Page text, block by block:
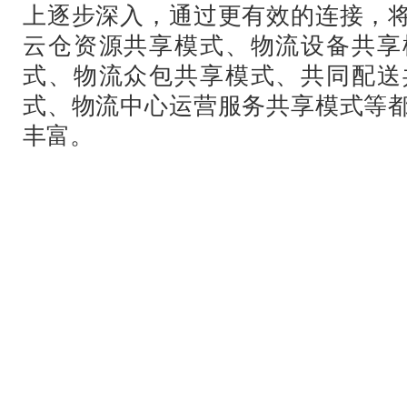
上逐步深入，通过更有效的连接，
云仓资源共享模式、物流设备共
式、物流众包共享模式、共同配
式、物流中心运营服务共享模式等
丰富。